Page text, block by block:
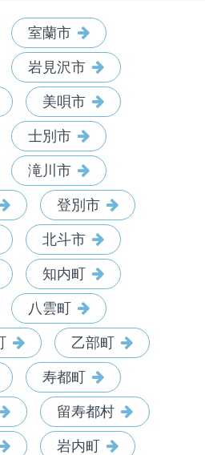
室蘭市
岩見沢市
美唄市
士別市
滝川市
登別市
北斗市
知内町
八雲町
乙部町
寿都町
留寿都村
岩内町